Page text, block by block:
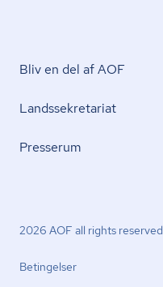
Bliv en del af AOF
Lands­se­kre­ta­ri­at
Presserum
2026 AOF all rights reserved
Betingelser